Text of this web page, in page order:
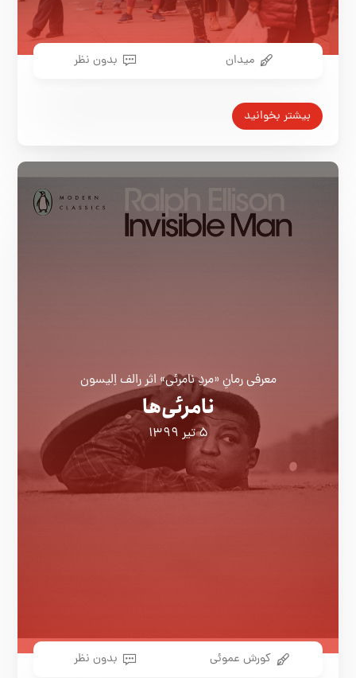
میدان بدون نظر
بیشتر بخوانید
معرفی رمانِ «مردِ نامرئی» اثر رالف اِلیسون
نامرئی‌ها
۵ تیر ۱۳۹۹
کورش عموئی بدون نظر